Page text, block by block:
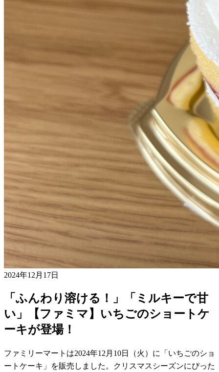
2024年12月17日
「ふんわり溶ける！」「ミルキーで甘
い」【ファミマ】いちごのショートケ
ーキが登場！
ファミリーマートは2024年12月10日（火）に「いちごのショ
ートケーキ」を販売しました。クリスマスシーズンにぴった